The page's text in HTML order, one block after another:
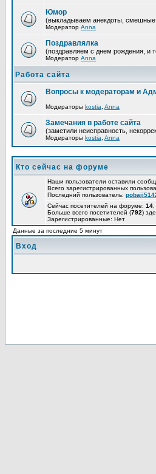
Юмор
(выкладываем анекдоты, смешные
Модератор Anna
Поздравлялка
(поздравляем с днем рождения, и
Модератор Anna
Работа сайта
Вопросы к модераторам и
Модераторы kostia Anna
Замечания в работе сайта
(заметили неисправность,
Модераторы kostia Anna
Кто сейчас на форуме
Наши пользователи оставили
Всего зарегистрированных
Последний пользователь:
Сейчас посетителей на форуме: 14
Больше всего посетителей (792)
Зарегистрированные: Нет
Данные за последние 5 минут
Вход